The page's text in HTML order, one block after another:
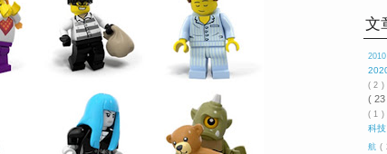
文
( 2 )
(
( 1 )
科
航(